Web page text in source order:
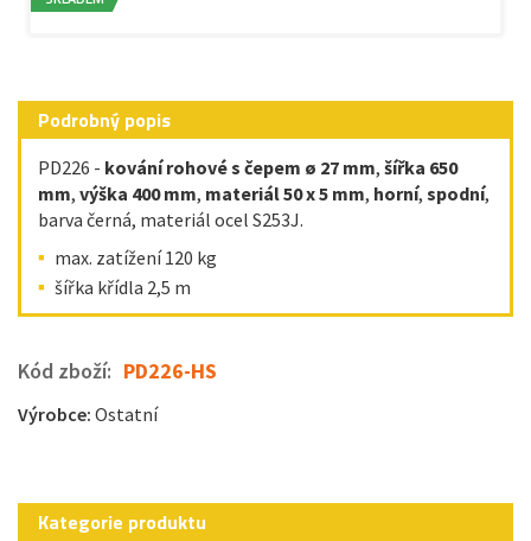
Podrobný popis
PD226 - kování rohové s čepem ø 27 mm, šířka 650
mm, výška 400 mm, materiál 50 x 5 mm, horní, spodní,
barva černá, materiál ocel S253J.
max. zatížení 120 kg
šířka křídla 2,5 m
Kód zboží: PD226-HS
Výrobce: Ostatní
Kategorie produktu